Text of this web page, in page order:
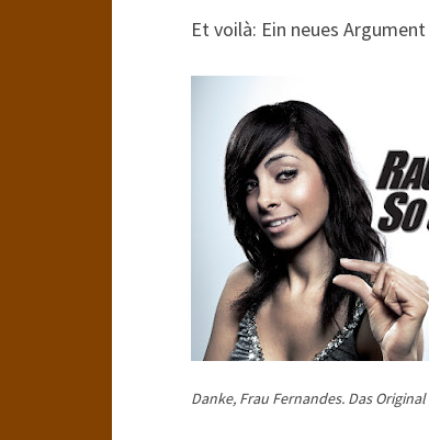
Et voilà: Ein neues
Danke, Frau Fernandes. Das Original